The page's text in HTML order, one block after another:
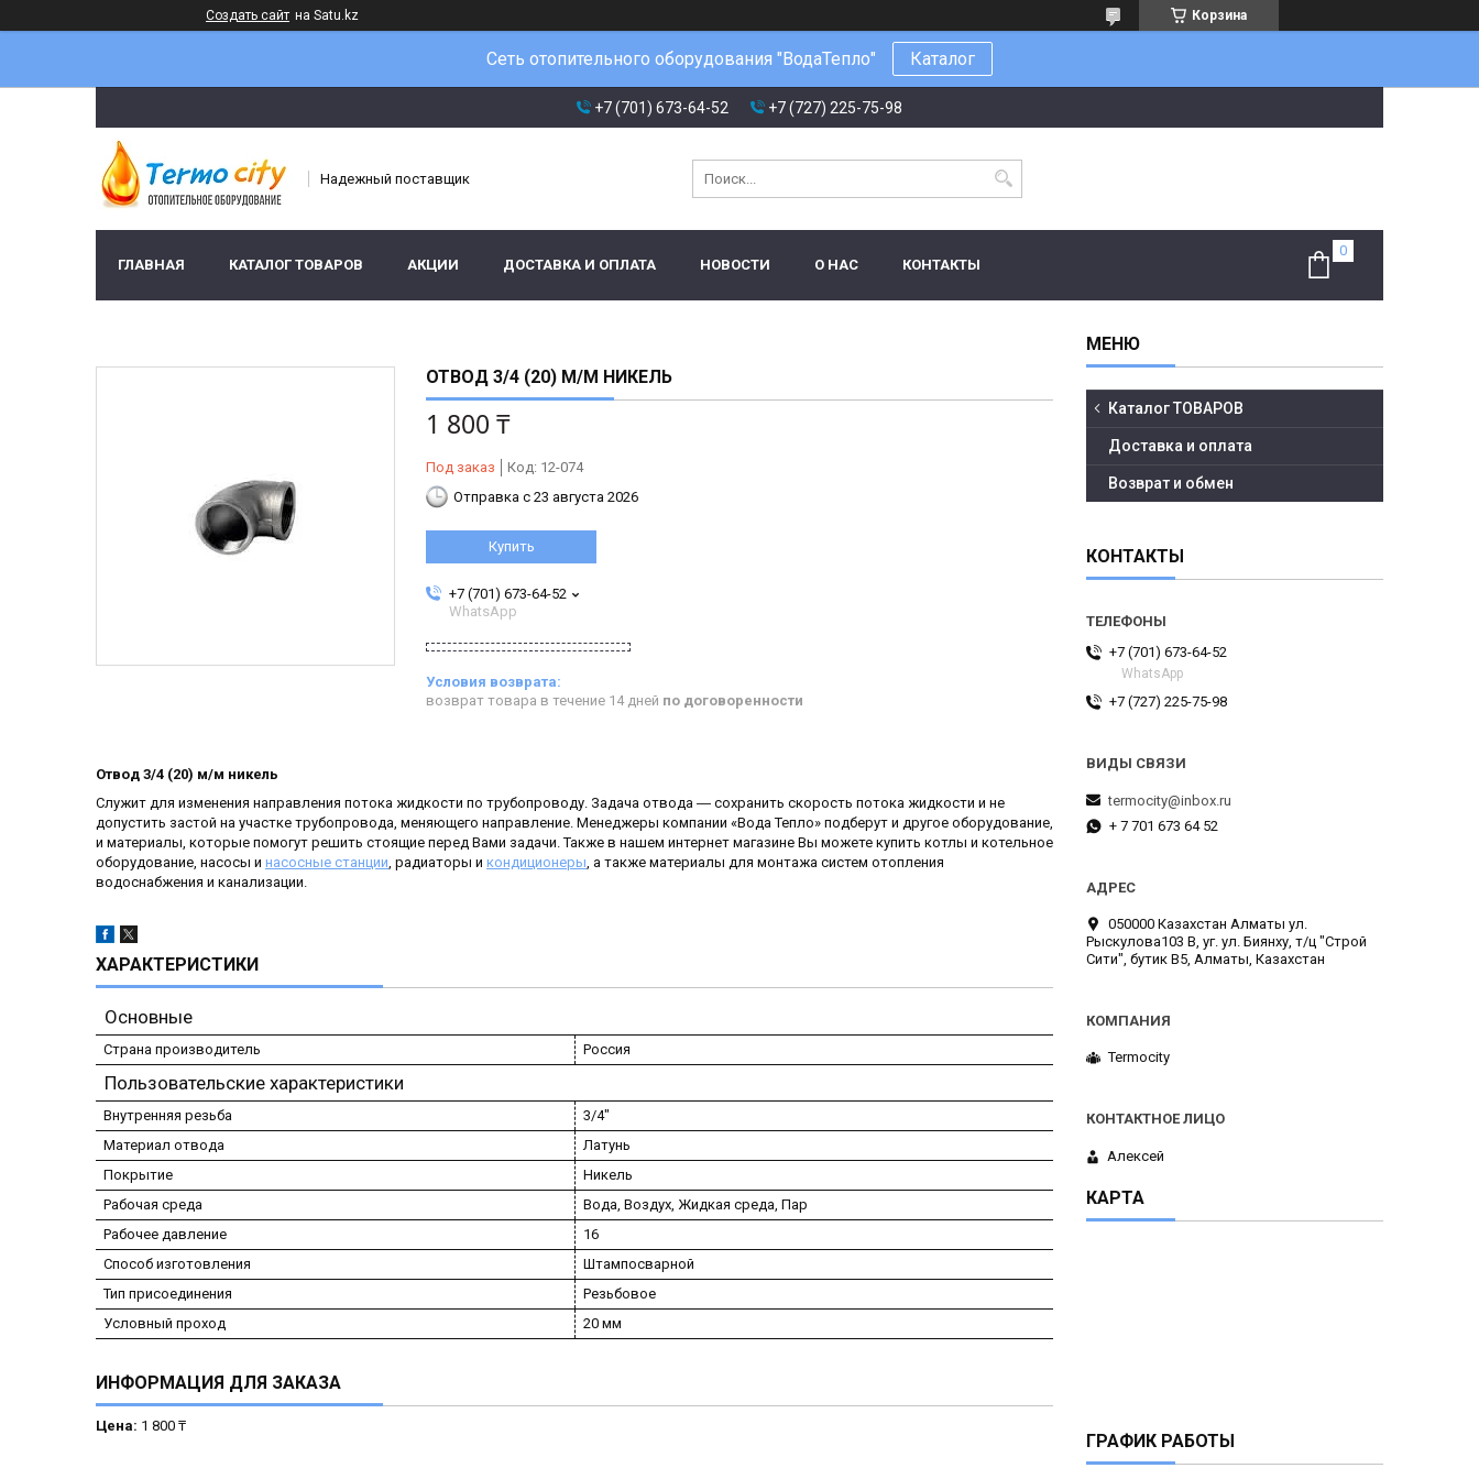
Создать сайт на Satu.kz Корзина
Сеть отопительного оборудования "ВодаТепло" Каталог
+7 (701) 673-64-52 +7 (727) 225-75-98
Надежный поставщик
ГЛАВНАЯ КАТАЛОГ ТОВАРОВ АКЦИИ ДОСТАВКА И ОПЛАТА НОВОСТИ О НАС КОНТАКТЫ
ОТВОД 3/4 (20) М/М НИКЕЛЬ
1 800 ₸
Под заказ Код: 12-074
Отправка с 23 августа 2026
Купить
+7 (701) 673-64-52
WhatsApp
возврат товара в течение 14 дней по договоренности
Отвод 3/4 (20) м/м никель
Служит для изменения направления потока жидкости по трубопроводу. Задача отвода ― сохранить скорость потока жидкости и не
допустить застой на участке трубопровода, меняющего направление. Менеджеры компании «Вода Тепло» подберут и другое оборудование,
и материалы, которые помогут решить стоящие перед Вами задачи. Также в нашем интернет магазине Вы можете купить котлы и котельное
оборудование, насосы и насосные станции, радиаторы и кондиционеры, а также материалы для монтажа систем отопления
водоснабжения и канализации.
ХАРАКТЕРИСТИКИ
Основные
Страна производитель Россия
Пользовательские характеристики
Внутренняя резьба
3/4"
Материал отвода
Латунь
Покрытие
Никель
Рабочая среда
Вода, Воздух, Жидкая среда, Пар
Рабочее давление
16
Способ изготовления
Штампосварной
Тип присоединения
Резьбовое
Условный проход
20 мм
ИНФОРМАЦИЯ ДЛЯ ЗАКАЗА
Цена: 1 800 ₸
Каталог ТОВАРОВ
Доставка и оплата
Возврат и обмен
КОНТАКТЫ
+7 (701) 673-64-52
WhatsApp
+7 (727) 225-75-98
termocity@inbox.ru
+ 7 701 673 64 52
050000 Казахстан Алматы ул.
Рыскулова103 В, уг. ул. Биянху, т/ц "Строй
Сити", бутик В5, Алматы, Казахстан
Termocity
Алексей
КАРТА
ГРАФИК РАБОТЫ